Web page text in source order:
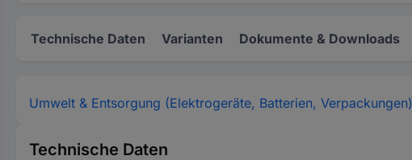
Technische Daten Varianten Dokumente & Downloads
Umwelt & Entsorgung (Elektrogeräte, Batterien, Verpackungen)
Technische Daten